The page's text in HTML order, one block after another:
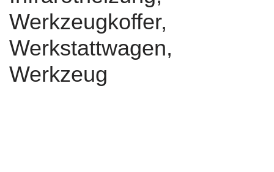
Werkzeugkoffer,
Werkstattwagen,
Werkzeug